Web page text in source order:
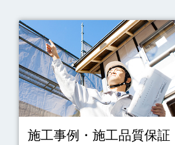
施工事例・施工品質保証